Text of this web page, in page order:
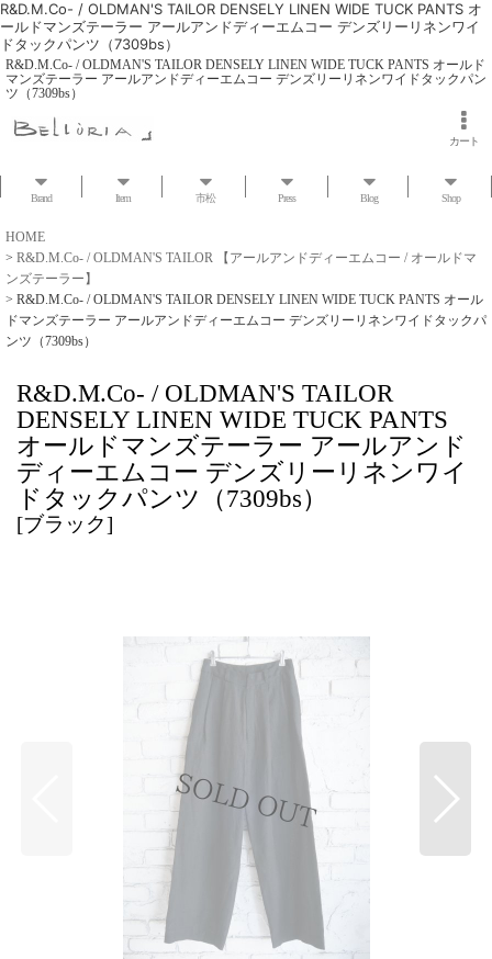
R&D.M.Co- / OLDMAN'S TAILOR DENSELY LINEN WIDE TUCK PANTS オ
ールドマンズテーラー アールアンドディーエムコー デンズリーリネンワイ
ドタックパンツ（7309bs）
R&D.M.Co- / OLDMAN'S TAILOR DENSELY LINEN WIDE TUCK PANTS オールド
マンズテーラー アールアンドディーエムコー デンズリーリネンワイドタックパン
ツ（7309bs）
カート
Brand Item 市松 Press Blog Shop
HOME
> R&D.M.Co- / OLDMAN'S TAILOR 【アールアンドディーエムコー / オールドマ
ンズテーラー】
> R&D.M.Co- / OLDMAN'S TAILOR DENSELY LINEN WIDE TUCK PANTS オール
ドマンズテーラー アールアンドディーエムコー デンズリーリネンワイドタックパ
ンツ（7309bs）
R&D.M.Co- / OLDMAN'S TAILOR
DENSELY LINEN WIDE TUCK PANTS
オールドマンズテーラー アールアンド
ディーエムコー デンズリーリネンワイ
ドタックパンツ（7309bs）
[ブラック]